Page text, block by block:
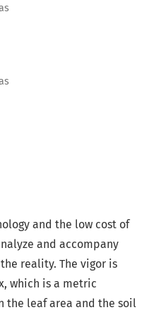
and the low cost of
and accompany
reality. The vigor is
which is a metric
the leaf area and the soil